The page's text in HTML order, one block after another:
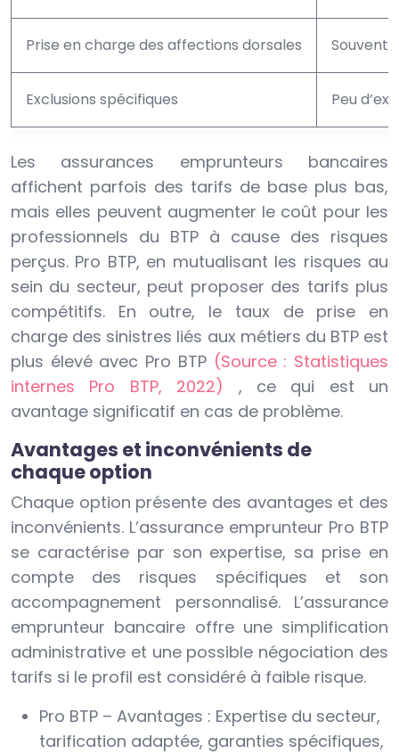
Prise en charge des affections dorsales Souvent
Exclusions spécifiques Peu
Les assurances emprunteurs bancaires
affichent parfois des tarifs de base plus bas,
mais elles peuvent augmenter le coût pour les
professionnels du BTP à cause des risques
perçus. Pro BTP, en mutualisant les risques au
sein du secteur, peut proposer des tarifs plus
compétitifs. En outre, le taux de prise en
charge des sinistres liés aux métiers du BTP est
plus élevé avec Pro BTP (Source : Statistiques
internes Pro BTP, 2022) , ce qui est un
avantage significatif en cas de problème.
Avantages et inconvénients de
chaque option
Chaque option présente des avantages et des
inconvénients. L’assurance emprunteur Pro BTP
se caractérise par son expertise, sa prise en
compte des risques spécifiques et son
accompagnement personnalisé. L’assurance
emprunteur bancaire offre une simplification
administrative et une possible négociation des
tarifs si le profil est considéré à faible risque.
Pro BTP – Avantages : Expertise du secteur,
tarification adaptée, garanties spécifiques,